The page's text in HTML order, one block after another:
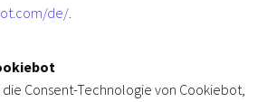
de/.
Consent-Technologie von Cookiebot,